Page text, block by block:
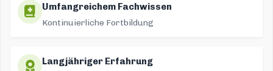
Umfangreichem Fachwissen
Kontinuierliche Fortbildung
Langjähriger Erfahrung